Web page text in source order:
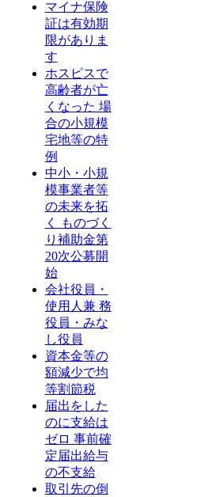
マイナ保険
証は有効期
限がありま
す
ホスピスで
高齢者が亡
くなった 場
合の小規模
宅地等の特
例
中小・小規
模事業者等
の未来を拓
く ものづく
り補助金第
20次公募開
始
会社役員・
使用人兼 務
役員・みな
し役員
資本金等の
額減少で均
等割節税
届出をした
のに支給は
ゼロ 事前確
定届出給与
の不支給
取引先の倒